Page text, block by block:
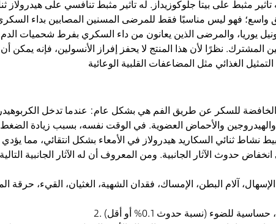
واسع؛ فهو ليس مناسبًا فقط للمرضى المسنين المصابين بداء
يوريا، والمرضى الذين يعانون من داء السكري بفرط شحميات
نظرًا لأن هذا المنتج لا يحفز إفراز الأنسولين، فإنه يمكن
الخافضة للسكر عن طريق الفم هي بشكل عام: عندما تدخل
والهيدروجين والأحماض العضوية. في الوقت نفسه، بسبب زيادة الضغط
نشاط ثنائي السكاريد هيدرولاز في الأمعاء بشكل انتقائي، مما